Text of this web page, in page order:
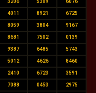
4011 8921 6725
8059 3804 9167
8681 7502 0139
9387 6485 5743
5012 4626 8460
2410 6723 3591
7088 0453 2975